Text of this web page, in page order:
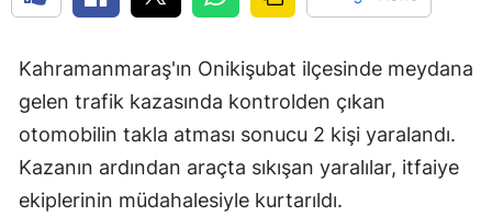
Kahramanmaraş'ın Onikişubat ilçesinde meydana
gelen trafik kazasında kontrolden çıkan
otomobilin takla atması sonucu 2 kişi yaralandı.
Kazanın ardından araçta sıkışan yaralılar, itfaiye
ekiplerinin müdahalesiyle kurtarıldı.